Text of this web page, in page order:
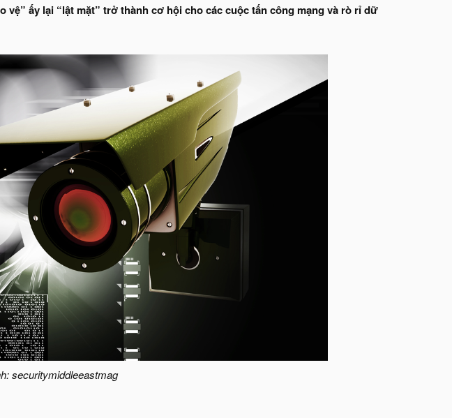
ấy lại “lật mặt” trở thành cơ hội cho các cuộc tấn công mạng và rò rỉ dữ
securitymiddleeastmag